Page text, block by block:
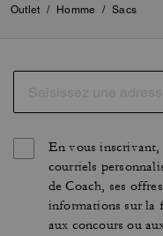
Outlet / Homme / Sacs
En vous inscrivant,
courriels
de Coach, ses
informations sur la
aux concours ou